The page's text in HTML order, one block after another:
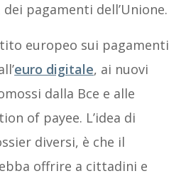
pagamenti dell’Unione.
europeo sui pagamenti
euro digitale, ai nuovi
dalla Bce e alle
of payee. L’idea di
diversi, è che il
offrire a cittadini e